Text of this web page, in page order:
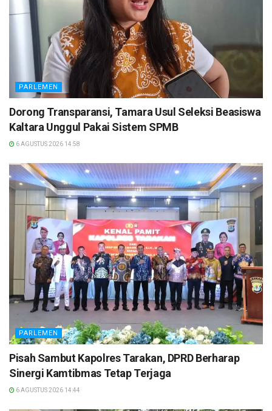
PARLEMEN
Dorong Transparansi, Tamara Usul Seleksi Beasiswa
Kaltara Unggul Pakai Sistem SPMB
6 AGUSTUS 2026 14:58
PARLEMEN
Pisah Sambut Kapolres Tarakan, DPRD Berharap
Sinergi Kamtibmas Tetap Terjaga
6 AGUSTUS 2026 14:44